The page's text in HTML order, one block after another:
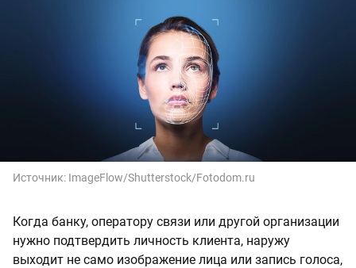
Источник: ImageFlow/Shutterstock/Fotodom.ru
Когда банку, оператору связи или другой организации
нужно подтвердить личность клиента, наружу
выходит не само изображение лица или запись голоса,